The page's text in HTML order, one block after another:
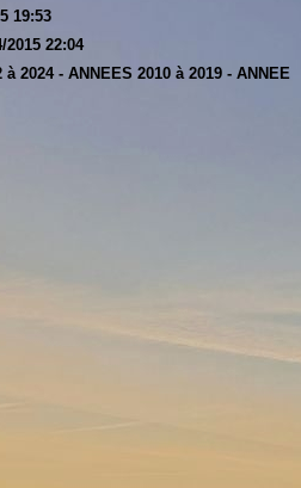
19:53
2015 22:04
à 2024 - ANNEES 2010 à 2019 - ANNEE